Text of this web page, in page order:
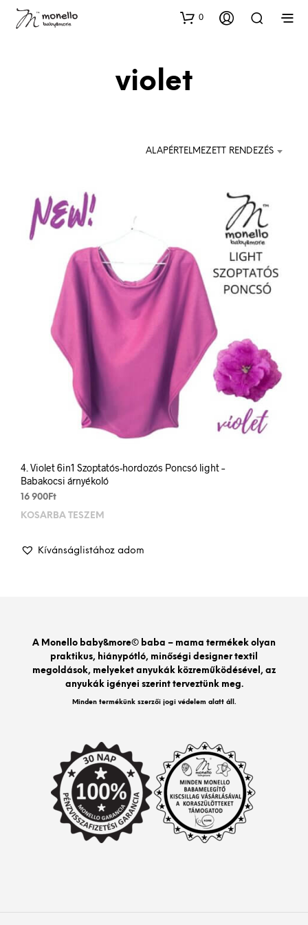
0
violet
ALAPÉRTELMEZETT RENDEZÉS
4. Violet 6in1 Szoptatós-hordozós Poncsó light –
Babakocsi árnyékoló
16 900 Ft
KOSÁRBA TESZEM
Kívánságlistához adom
A Monello baby&more© baba – mama termékek olyan
praktikus, hiánypótló, minőségi designer textil
megoldások, melyeket anyukák közreműködésével, az
anyukák igényei szerint terveztünk meg.
Minden termékünk szerzői jogi védelem alatt áll.